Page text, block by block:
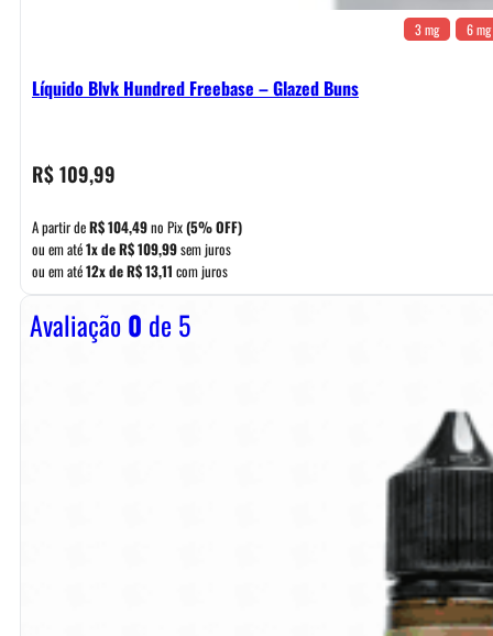
3 mg 6 mg
Líquido Blvk Hundred Freebase – Glazed Buns
R$109,99
A partir deR$104,49no Pix(5% OFF)
ou em até1x deR$109,99sem juros
ou em até12x deR$13,11 com juros
Avaliação0 de 5